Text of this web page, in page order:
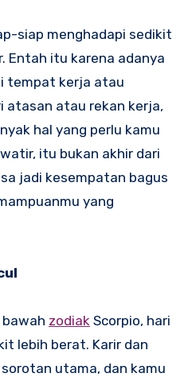
siap menghadapi sedikit
Entah itu karena adanya
tempat kerja atau
atasan atau rekan kerja,
hal yang perlu kamu
itu bukan akhir dari
jadi kesempatan bagus
yang
zodiak Scorpio, hari
lebih berat. Karir dan
utama, dan kamu